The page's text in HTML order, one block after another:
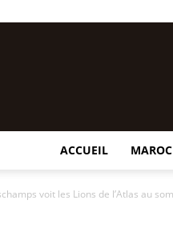
ACCUEIL MAROC
voit les Lions de l’Atlas au